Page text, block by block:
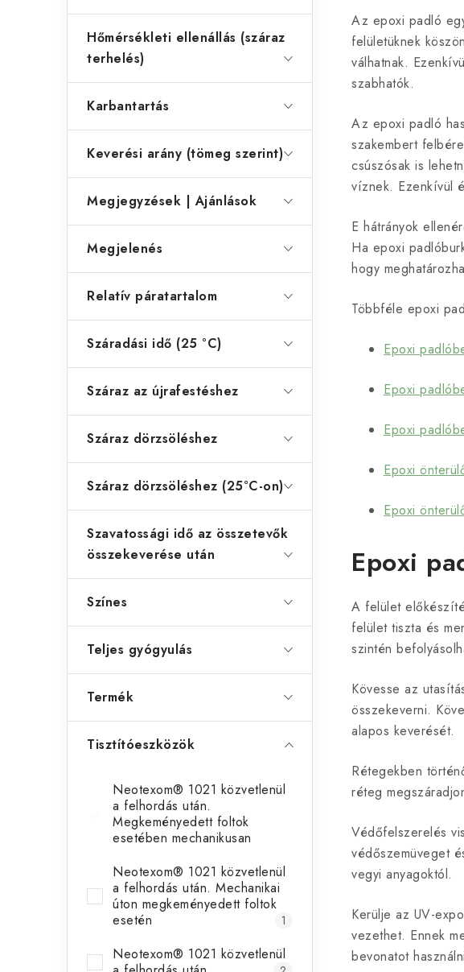
Hőmérsékleti ellenállás (száraz
terhelés)
Karbantartás
Keverési arány (tömeg szerint)
Megjegyzések | Ajánlások
Megjelenés
Relatív páratartalom
Száradási idő (25 °C)
Száraz az újrafestéshez
Száraz dörzsöléshez
Száraz dörzsöléshez (25°C-on)
Szavatossági idő az összetevők
összekeverése után
Színes
Teljes gyógyulás
Termék
Tisztítóeszközök
Neotexom® 1021 közvetlenül
a felhordás után.
Megkeményedett foltok
esetében mechanikusan
Neotexom® 1021 közvetlenül
a felhordás után. Mechanikai
úton megkeményedett foltok
esetén
1
Neotexom® 1021 közvetlenül
Az epoxi padló
felületüknek
válhatnak.
szabhatók.
Az epoxi padló
szakembert
csúszósak is
víznek. Ezenkívül
E hátrányok
Ha epoxi
hogy
Többféle epoxi
Epoxi
Epoxi
Epoxi
Epoxi
Epoxi
Epoxi
A felület
felület tiszta és
szintén
Kövesse az
összekeverni.
alapos keverését.
Rétegekben
réteg
Védőfelszerelés
védőszemüveget
vegyi anyagoktól.
Kerülje az UV-
vezethet. Ennek
bevonatot